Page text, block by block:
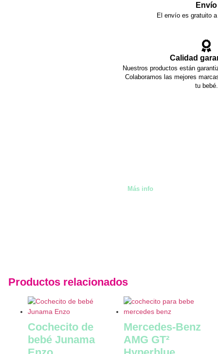
Envío
El envío es gratuito
Calidad
Nuestros productos están
Colaboramos las mejores
tu bebé.
Más info
Productos relacionados
Cochecito de
bebé Junama
Mercedes-Benz
AMG GT²